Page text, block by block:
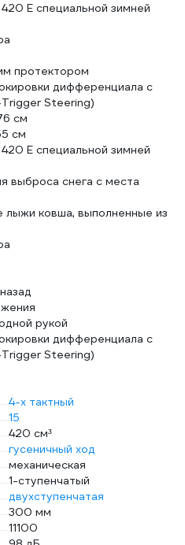
E специальной зимней
протектором
дифференциала с
Steering)
см
см
E специальной зимней
выброса снега с места
ковша, выполненные из
рукой
дифференциала с
Steering)
4-х тактный
15
420 см³
гусеничный ход
механическая
1-ступенчатый
двухступенчатая
300 мм
11100